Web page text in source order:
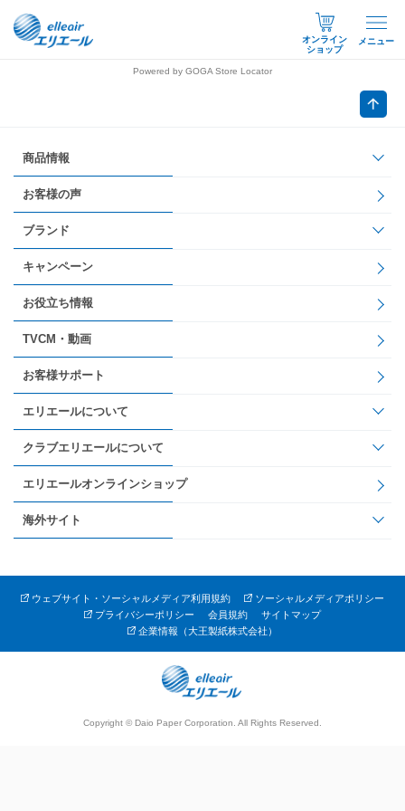
オンライン
ショップ
メニュー
Powered by GOGA Store Locator
商品情報
お客様の声
ブランド
キャンペーン
お役立ち情報
TVCM・動画
お客様サポート
エリエールについて
クラブエリエールについて
エリエールオンラインショップ
海外サイト
ウェブサイト・ソーシャルメディア利用規約
ソーシャルメディアポリシー
プライバシーポリシー
会員規約
サイトマップ
企業情報（大王製紙株式会社）
Copyright © Daio Paper Corporation. All Rights Reserved.